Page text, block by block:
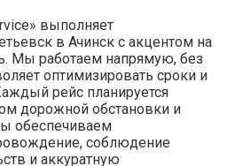
выполняет
в Ачинск с акцентом на
Мы работаем напрямую, без
оптимизировать сроки и
рейс планируется
дорожной обстановки и
обеспечиваем
соблюдение
и аккуратную